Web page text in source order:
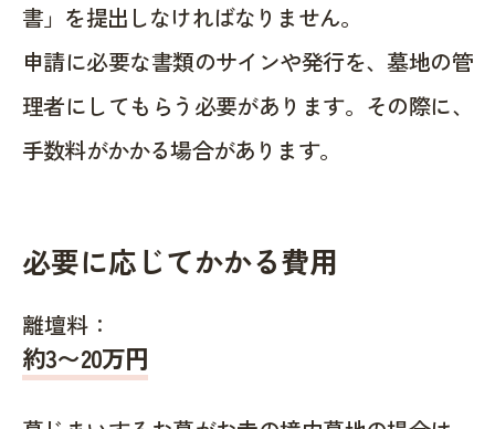
書」を提出しなければなりません。
申請に必要な書類のサインや発行を、墓地の管
理者にしてもらう必要があります。その際に、
手数料がかかる場合があります。
必要に応じてかかる費用
離壇料：
約3〜20万円